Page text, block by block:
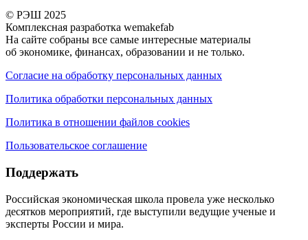
© РЭШ 2025
Комплексная разработка wemakefab
На сайте собраны все самые интересные материалы
об экономике, финансах, образовании и не только.
Согласие на обработку персональных данных
Политика обработки персональных данных
Политика в отношении файлов cookies
Пользовательское соглашение
Поддержать
Российская экономическая школа провела уже несколько
десятков мероприятий, где выступили ведущие ученые и
эксперты России и мира.